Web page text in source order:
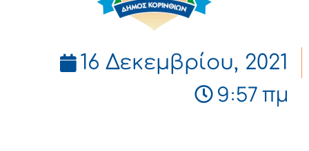
16 Δεκεμβρίου, 2021
9:57 πμ